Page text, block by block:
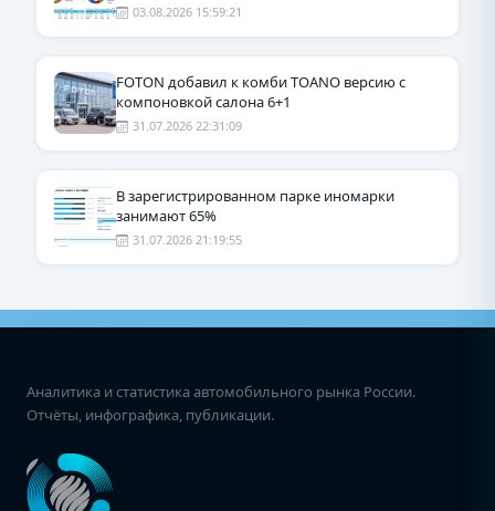
03.08.2026 15:59:21
FOTON добавил к комби TOANO версию с
компоновкой салона 6+1
31.07.2026 22:31:09
В зарегистрированном парке иномарки
занимают 65%
31.07.2026 21:19:55
Аналитика и статистика автомобильного рынка России.
Отчёты, инфографика, публикации.